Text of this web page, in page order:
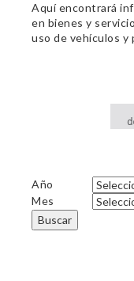
Aquí encontrará
en bienes y
uso de vehículos y
Año
Mes
Buscar